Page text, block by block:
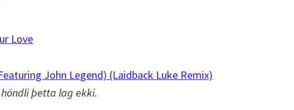
Love
John Legend) (Laidback Luke Remix)
þetta lag ekki.